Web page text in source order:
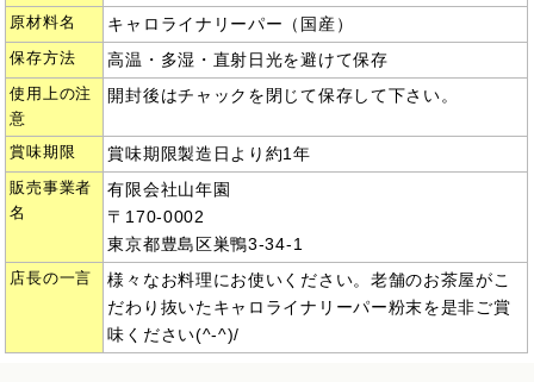
原材料名 キャロライナリーパー（国産）
保存方法 高温・多湿・直射日光を避けて保存
使用上の注
意
開封後はチャックを閉じて保存して下さい。
賞味期限 賞味期限製造日より約1年
販売事業者
名
有限会社山年園
〒170-0002
東京都豊島区巣鴨3-34-1
店長の一言
様々なお料理にお使いください。老舗のお茶屋がこ
だわり抜いたキャロライナリーパー粉末を是非ご賞
味ください(^-^)/